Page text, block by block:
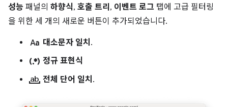
성능 패널의 하향식, 호출 트리 , 이벤트 로그 탭에 고급 필터링
을 위한 세 개의 새로운 버튼이 추가되었습니다.
match_case 대소문자 일치 .
regular_expression 정규 표현식
match_word 전체 단어 일치 .